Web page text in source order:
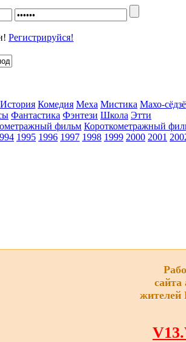
Регистрируйся!
История Комедия Меха Мистика Махо-сёдзё
Фантастика Фэнтези Школа Этти
фильм Короткометражный
1995 1996 1997 1998 1999 2000 2001
сайта
жителей